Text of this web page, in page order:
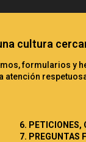
cultura
formularios y
atención
6. PETICIONES,
7. PREGUNTAS